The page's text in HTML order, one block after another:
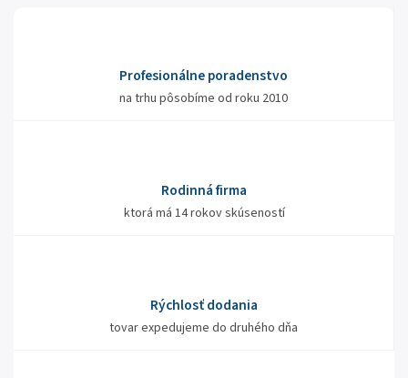
Profesionálne poradenstvo
na trhu pôsobíme od roku 2010
Rodinná firma
ktorá má 14 rokov skúseností
Rýchlosť dodania
tovar expedujeme do druhého dňa